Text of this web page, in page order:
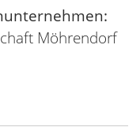
Möhrendorf